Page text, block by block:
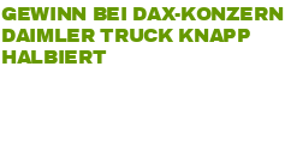
GEWINN BEI DAX-KONZERN
DAIMLER TRUCK KNAPP
HALBIERT